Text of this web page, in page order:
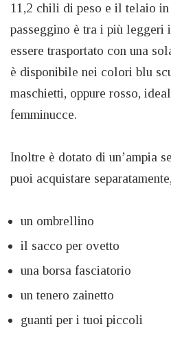
11,2 chili di peso e il telaio
passeggino è tra i più leggeri
essere trasportato con una
è disponibile nei colori blu
maschietti, oppure rosso,
femminucce.
Inoltre è dotato di un’ampia
puoi acquistare
un ombrellino
il sacco per ovetto
una borsa fasciatorio
un tenero zainetto
guanti per i tuoi piccoli